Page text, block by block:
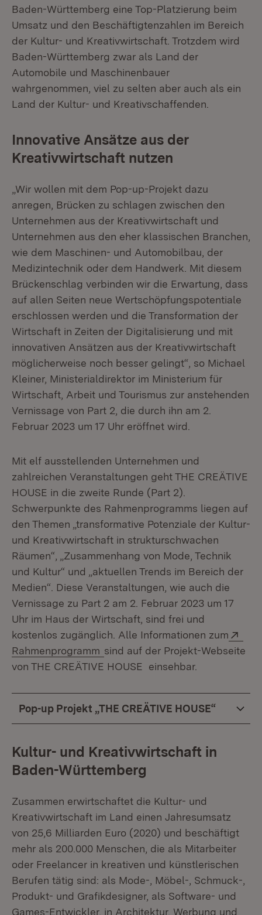
Baden-Württemberg eine Top-Platzierung beim
Umsatz und den Beschäftigtenzahlen im Bereich
der Kultur- und Kreativwirtschaft. Trotzdem wird
Baden-Württemberg zwar als Land der
Automobile und Maschinenbauer
wahrgenommen, viel zu selten aber auch als ein
Land der Kultur- und Kreativschaffenden.
Innovative Ansätze aus der
Kreativwirtschaft nutzen
„Wir wollen mit dem Pop-up-Projekt dazu
anregen, Brücken zu schlagen zwischen den
Unternehmen aus der Kreativwirtschaft und
Unternehmen aus den eher klassischen Branchen,
wie dem Maschinen- und Automobilbau, der
Medizintechnik oder dem Handwerk. Mit diesem
Brückenschlag verbinden wir die Erwartung, dass
auf allen Seiten neue Wertschöpfungspotentiale
erschlossen werden und die Transformation der
Wirtschaft in Zeiten der Digitalisierung und mit
innovativen Ansätzen aus der Kreativwirtschaft
möglicherweise noch besser gelingt“, so Michael
Kleiner, Ministerialdirektor im Ministerium für
Wirtschaft, Arbeit und Tourismus zur anstehenden
Vernissage von Part 2, die durch ihn am 2.
Februar 2023 um 17 Uhr eröffnet wird.
Mit elf ausstellenden Unternehmen und
zahlreichen Veranstaltungen geht THE CREÄTIVE
HOUSE in die zweite Runde (Part 2).
Schwerpunkte des Rahmenprogramms liegen auf
den Themen „transformative Potenziale der Kultur-
und Kreativwirtschaft in strukturschwachen
Räumen“, „Zusammenhang von Mode, Technik
und Kultur“ und „aktuellen Trends im Bereich der
Medien“. Diese Veranstaltungen, wie auch die
Vernissage zu Part 2 am 2. Februar 2023 um 17
Uhr im Haus der Wirtschaft, sind frei und
kostenlos zugänglich. Alle Informationen zum
Rahmenprogramm (Öffnet in neuem Fenster)
sind auf der Projekt-Webseite
von THE CREÄTIVE HOUSE einsehbar.
Pop-up Projekt „THE CREÄTIVE HOUSE“
Kultur- und Kreativwirtschaft in
Baden-Württemberg
Zusammen erwirtschaftet die Kultur- und
Kreativwirtschaft im Land einen Jahresumsatz
von 25,6 Milliarden Euro (2020) und beschäftigt
mehr als 200.000 Menschen, die als Mitarbeiter
oder Freelancer in kreativen und künstlerischen
Berufen tätig sind: als Mode-, Möbel-, Schmuck-,
Produkt- und Grafikdesigner, als Software- und
Games-Entwickler, in Architektur, Werbung und